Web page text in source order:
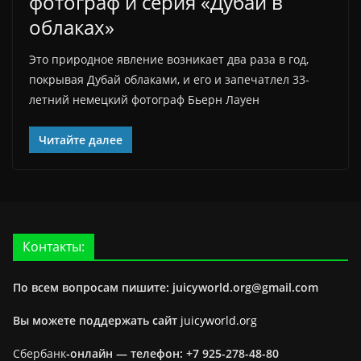
облаках»
Это природное явление возникает два раза в год,
покрывая Дубай облаками, и его и запечатлел 33-
летний немецкий фотограф Бьерн Лауен
Читайте далее
Контакты:
По всем вопросам пишите: juicyworld.org@gmail.com
Вы можете поддержать сайт juicyworld.org
Сбербанк-онлайн — телефон: +7 925-278-48-80